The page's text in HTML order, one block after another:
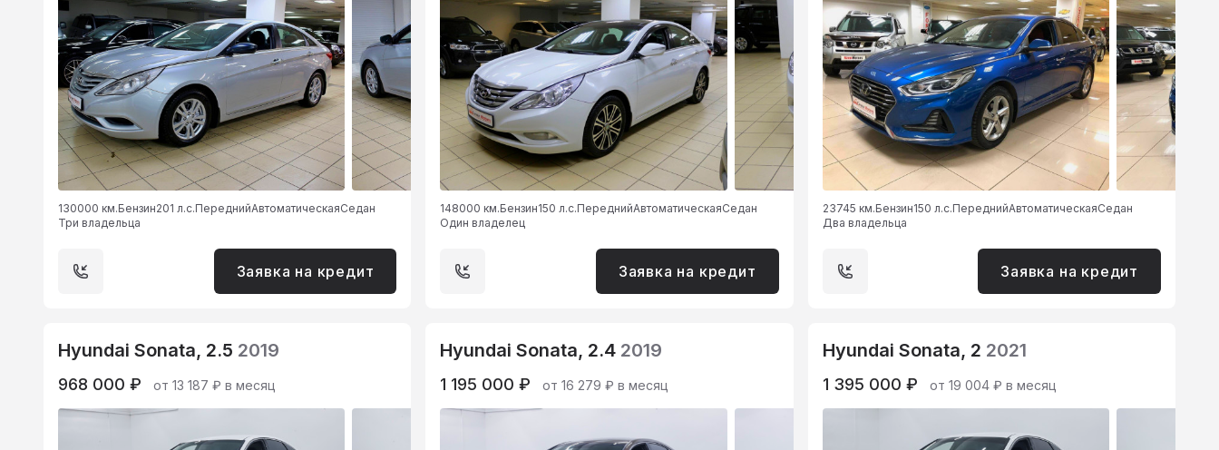
130000 км.Бензин201 л.с.ПереднийАвтоматическаяСедан
Три владельца
Заявка на кредит
148000 км.Бензин150 л.с.ПереднийАвтоматическаяСедан
Один владелец
Заявка на кредит
23745 км.Бензин150 л.с.ПереднийАвтоматическаяСедан
Два владельца
Заявка на кредит
Hyundai Sonata, 2.5 2019
968 000 ₽ от 13 187 ₽ в месяц
Hyundai Sonata, 2.4 2019
1 195 000 ₽ от 16 279 ₽ в месяц
Hyundai Sonata, 2 2021
1 395 000 ₽ от 19 004 ₽ в месяц